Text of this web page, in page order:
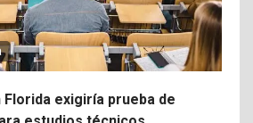
Florida exigiría prueba de